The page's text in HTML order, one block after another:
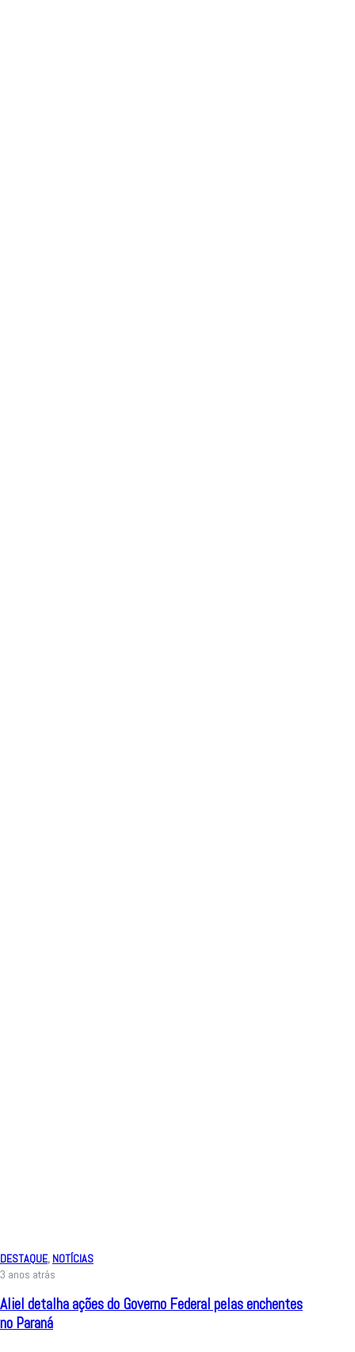
DESTAQUE, NOTÍCIAS
3 anos atrás
Aliel detalha ações do Governo Federal pelas enchentes
no Paraná